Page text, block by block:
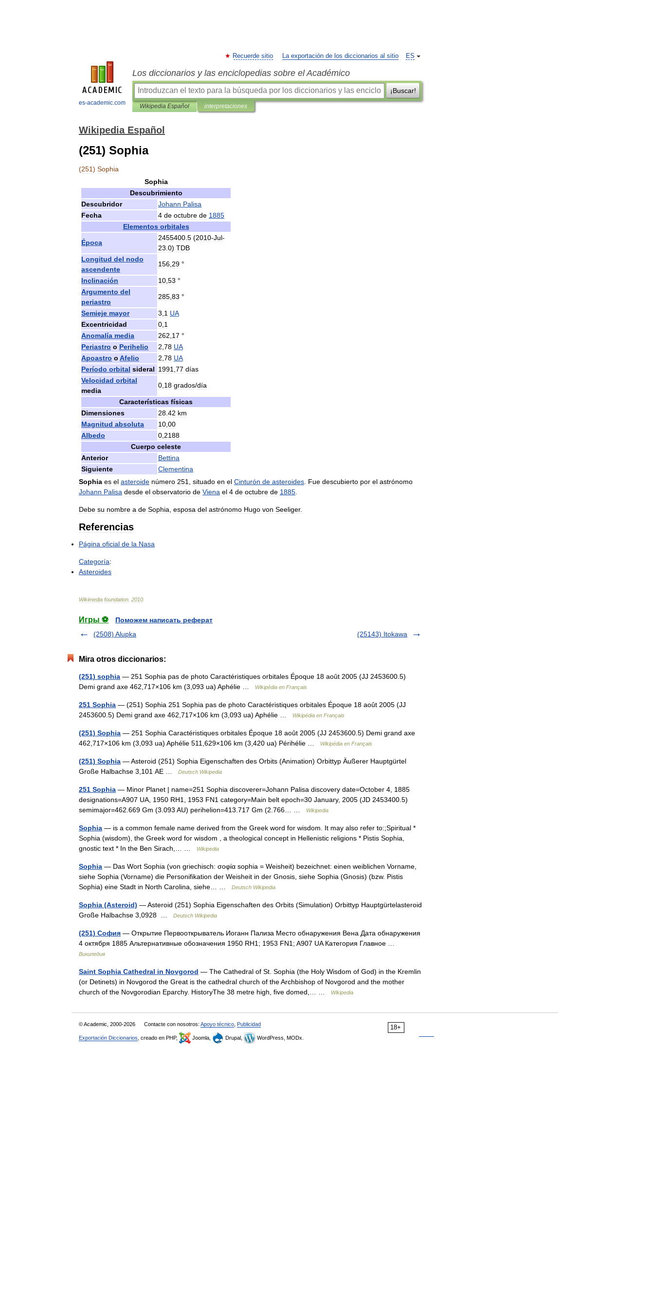
es-academic.com
ES
Recuerde sitio La exportación de los diccionarios al sitio
Los diccionarios y las enciclopedias sobre el Académico
¡Buscar!
Wikipedia Español interpretaciones
Wikipedia Español
(251) Sophia
(251) Sophia
Sophia
Descubrimiento
Descubridor
Johann Palisa
Fecha
4 de octubre de 1885
Elementos orbitales
Época
2455400 5 (2010-Jul-
23 0) TDB
Longitud del nodo
ascendente
156 29 °
Inclinación 10 53 °
Argumento del
periastro
285 83 °
Semieje mayor 3 1 UA
Excentricidad
0 1
Anomalía media 262 17 °
Periastro o Perihelio 2 78 UA
Apoastro o Afelio 2 78 UA
Período orbital sideral 1991 77 días
Velocidad orbital
media
0 18 grados/día
Características físicas
Dimensiones
28 42 km
Magnitud absoluta 10 00
Albedo
0 2188
Cuerpo celeste
Anterior
Bettina
Siguiente
Clementina
Sophia es el asteroide número 251 situado en el Cinturón de asteroides Fue descubierto por el astrónomo
Johann Palisa desde el observatorio de Viena el 4 de octubre de 1885
Debe su nombre a de Sophia esposa del astrónomo Hugo von Seeliger.
Referencias
Página oficial de la Nasa
Categoría:
Asteroides
Wikimedia foundation 2010
Игры ⚽
Поможем написать реферат
(2508) Alupka
(25143) Itokawa
Mira otros diccionarios:
(251) sophia — 251 Sophia pas de photo Caractéristiques orbitales Époque 18 août 2005 (JJ 2453600.5)
Demi grand axe 462,717×106 km (3,093 ua) Aphélie …
Wikipédia en Français
251 Sophia — (251) Sophia 251 Sophia pas de photo Caractéristiques orbitales Époque 18 août 2005 (JJ
2453600.5) Demi grand axe 462,717×106 km (3,093 ua) Aphélie …
Wikipédia en Français
(251) Sophia — 251 Sophia Caractéristiques orbitales Époque 18 août 2005 (JJ 2453600.5) Demi grand axe
462,717×106 km (3,093 ua) Aphélie 511,629×106 km (3,420 ua) Périhélie …
Wikipédia en Français
(251) Sophia — Asteroid (251) Sophia Eigenschaften des Orbits (Animation) Orbittyp Äußerer Hauptgürtel
Große Halbachse 3,101 AE …
Deutsch Wikipedia
251 Sophia — Minor Planet | name=251 Sophia discoverer=Johann Palisa discovery date=October 4, 1885
designations=A907 UA, 1950 RH1, 1953 FN1 category=Main belt epoch=30 January, 2005 (JD 2453400.5)
semimajor=462.669 Gm (3.093 AU) perihelion=413.717 Gm (2.766… …
Wikipedia
Sophia — is a common female name derived from the Greek word for wisdom. It may also refer to:;Spiritual *
Sophia (wisdom), the Greek word for wisdom , a theological concept in Hellenistic religions * Pistis Sophia,
gnostic text * In the Ben Sirach,… …
Wikipedia
Sophia — Das Wort Sophia (von griechisch: σοφία sophia = Weisheit) bezeichnet: einen weiblichen Vorname,
siehe Sophia (Vorname) die Personifikation der Weisheit in der Gnosis, siehe Sophia (Gnosis) (bzw. Pistis
Sophia) eine Stadt in North Carolina, siehe… …
Deutsch Wikipedia
Sophia (Asteroid) — Asteroid (251) Sophia Eigenschaften des Orbits (Simulation) Orbittyp Hauptgürtelasteroid
Große Halbachse 3,0928 …
Deutsch Wikipedia
(251) София — Открытие Первооткрыватель Иоганн Пализа Место обнаружения Вена Дата обнаружения
4 октября 1885 Альтернативные обозначения 1950 RH1; 1953 FN1; A907 UA Категория Главное …
Википедия
Saint Sophia Cathedral in Novgorod — The Cathedral of St. Sophia (the Holy Wisdom of God) in the Kremlin
(or Detinets) in Novgorod the Great is the cathedral church of the Archbishop of Novgorod and the mother
church of the Novgorodian Eparchy. HistoryThe 38 metre high, five domed,… …
Wikipedia
18+
© Academic, 2000-2026 Contacte con nosotros: Apoyo técnico Publicidad
Exportación Diccionarios , creado en PHP, Joomla, Drupal, WordPress, MODx.